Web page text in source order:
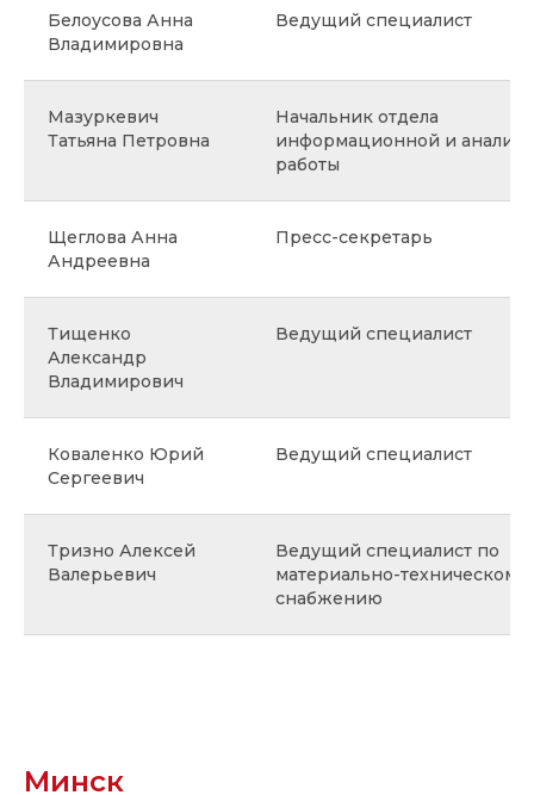
Белоусова Анна
Владимировна
Ведущий специалист
Мазуркевич
Татьяна Петровна
Начальник отдела
информационной и
работы
Щеглова Анна
Андреевна
Пресс-секретарь
Тищенко
Александр
Владимирович
Ведущий специалист
Коваленко Юрий
Сергеевич
Ведущий специалист
Тризно Алексей
Валерьевич
Ведущий специалист по
материально-техническому
снабжению
Минск